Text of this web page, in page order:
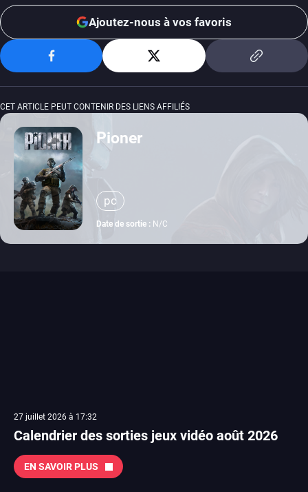
Ajoutez-nous à vos favoris
CET ARTICLE PEUT CONTENIR DES LIENS AFFILIÉS
Pioner
pc
Date de sortie : N/C
27 juillet 2026 à 17:32
Calendrier des sorties jeux vidéo août 2026
EN SAVOIR PLUS